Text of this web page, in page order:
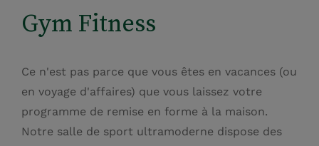
Gym Fitness
Ce n'est pas parce que vous êtes en vacances (ou
en voyage d'affaires) que vous laissez votre
programme de remise en forme à la maison.
Notre salle de sport ultramoderne dispose des